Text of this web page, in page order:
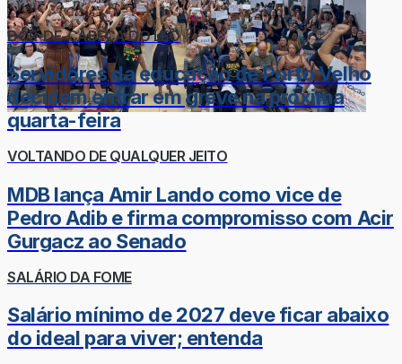
DOR-DE-CABEÇA DO LÉO
Servidores da educação de Porto Velho
decidem entrar em greve na próxima
quarta-feira
VOLTANDO DE QUALQUER JEITO
MDB lança Amir Lando como vice de
Pedro Adib e firma compromisso com Acir
Gurgacz ao Senado
SALÁRIO DA FOME
Salário mínimo de 2027 deve ficar abaixo
do ideal para viver; entenda